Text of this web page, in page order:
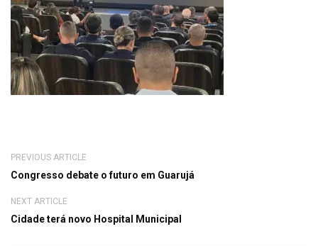
PREVIOUS ARTICLE
Congresso debate o futuro em Guarujá
NEXT ARTICLE
Cidade terá novo Hospital Municipal